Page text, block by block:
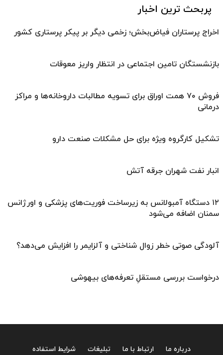
پربحث ترین اخبار
اخراج پرستاران فیاض‌بخش؛ زخمی دیگر بر پیکر پرستاری کشور
بازنشستگان تامین اجتماعی در انتظار واریز معوقات
فروش ۷۰ همت اوراق برای تسویه مطالبات داروخانه‌ها و مراکز
درمانی
تشکیل کارگروه ویژه برای حل مشکلات صنعت دارو
انبار نفت شهران جرقه آتش
۱۲ دستگاه آمبولانس به زیرساخت‌ فوریت‌های پزشکی و اورژانس
سمنان اضافه می‌شود
آلودگی صوتی خطر زوال شناختی و آلزایمر را افزایش می‌دهد؟
درخواست بررسی مستقلِ تعرفه‌های بیهوشی
درباره ما ارتباط با ما تبلیغات
شرایط استفاده